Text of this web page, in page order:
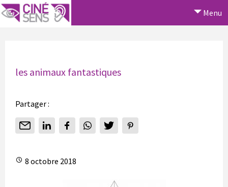
Menu
les animaux fantastiques
Partager :
8 octobre 2018